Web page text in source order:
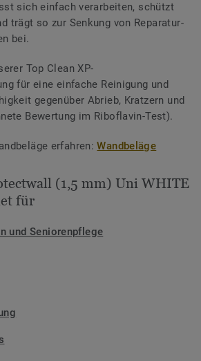
sich einfach verarbeiten, schützt
trägt so zur Senkung von Reparatur-
bei.
Top Clean XP-
für eine einfache Reinigung und
gegenüber Abrieb, Kratzern und
Bewertung im Riboflavin-Test).
erfahren:Wandbeläge
(1,5 mm) Uni WHITE
für
und Seniorenpflege